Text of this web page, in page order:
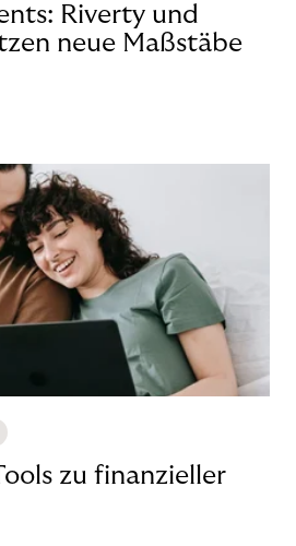
Riverty und
neue Maßstäbe
zu finanzieller